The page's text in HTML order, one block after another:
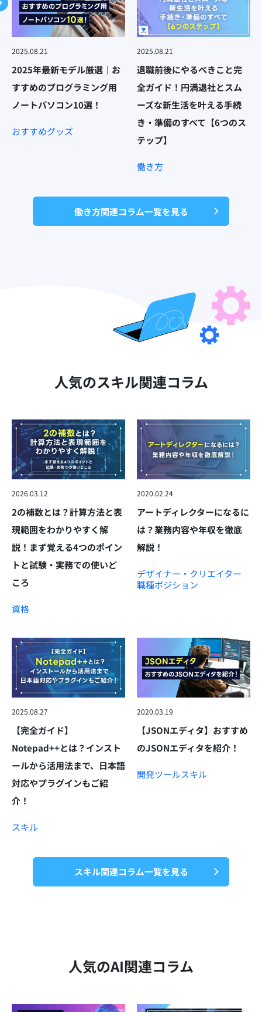
2025.08.21
2025年最新モデル厳選｜お
すすめのプログラミング用
ノートパソコン10選！
おすすめグッズ
2025.08.21
退職前後にやるべきこと完
全ガイド！円満退社とスム
ーズな新生活を叶える手続
き・準備のすべて【6つのス
テップ】
働き方
働き方関連コラム一覧を見る
人気のスキル関連コラム
2026.03.12
2の補数とは？計算方法と表
現範囲をわかりやすく解
説！まず覚える4つのポイン
トと試験・実務での使いど
ころ
資格
2020.02.24
アートディレクターになるに
は？業務内容や年収を徹底
解説！
デザイナー・クリエイター
職種ポジション
2025.08.27
【完全ガイド】
Notepad++とは？インスト
ールから活用法まで、日本語
対応やプラグインもご紹
介！
スキル
2020.03.19
【JSONエディタ】おすすめ
のJSONエディタを紹介！
開発ツールスキル
スキル関連コラム一覧を見る
人気のAI関連コラム